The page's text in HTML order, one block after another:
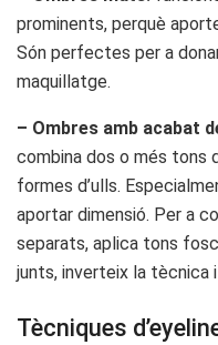
prominents, perquè
Són perfectes per a
maquillatge.
– Ombres amb acabat
combina dos o més tons
formes d’ulls.
aportar dimensió. Per a
separats, aplica tons
junts, inverteix la tècnica
Tècniques